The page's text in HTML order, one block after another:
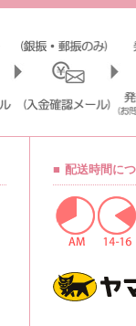
配送時間に